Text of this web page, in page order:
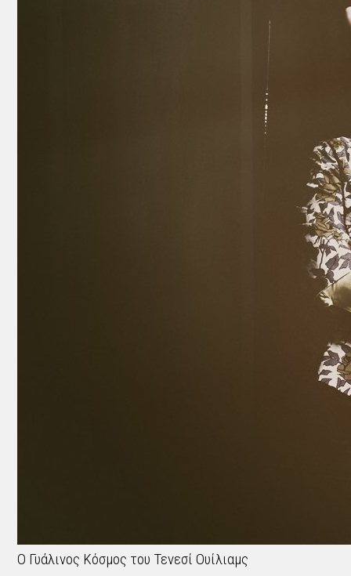
Ο Γυάλινος Κόσμος του Τενεσί Ουίλιαμς